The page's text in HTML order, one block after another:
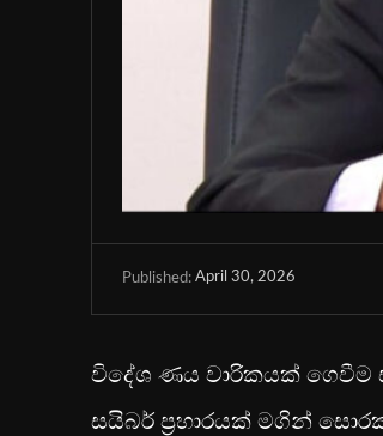
Published: April 30, 2026
විදේශ ණය වාරිකයක් ගෙවීම
සයිබර් ප්‍රහාරයක් මගින්